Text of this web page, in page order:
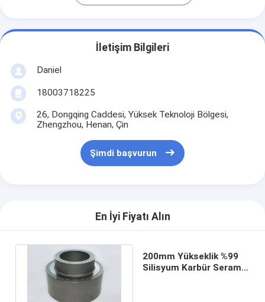
İletişim Bilgileri
Daniel
18003718225
26, Dongqing Caddesi, Yüksek Teknoloji Bölgesi,
Zhengzhou, Henan, Çin
Şimdi başvurun
En İyi Fiyatı Alın
200mm Yükseklik %99
Silisyum Karbür Seramik